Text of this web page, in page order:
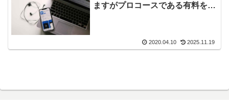
ますがプロコースである有料を利
2020.04.10 2025.11.19